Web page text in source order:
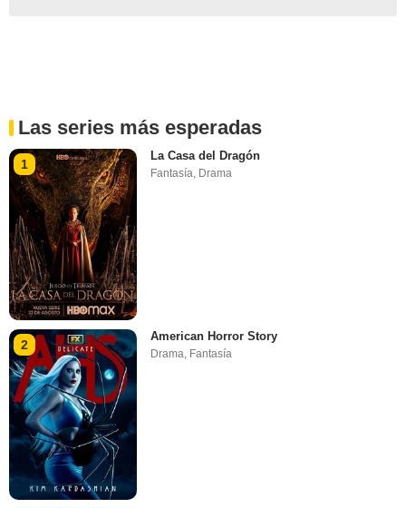
Las series más esperadas
1
La Casa del Dragón
Fantasía, Drama
2
American Horror Story
Drama Fantasía